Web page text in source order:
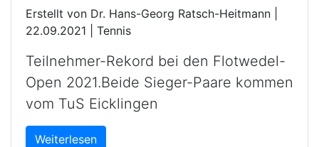
Erstellt von Dr. Hans-Georg Ratsch-Heitmann |
22.09.2021
Tennis
Teilnehmer-Rekord bei den Flotwedel-
Open 2021.Beide Sieger-Paare kommen
vom TuS Eicklingen
Weiterlesen